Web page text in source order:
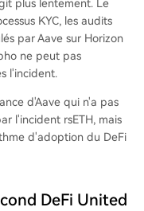
plus lentement. Le
KYC, les audits
par Aave sur Horizon
ne peut pas
l'incident.
d'Aave qui n'a pas
l'incident rsETH, mais
d'adoption du DeFi
DeFi United